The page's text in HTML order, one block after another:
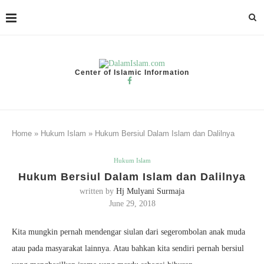
Center of Islamic Information
Home » Hukum Islam » Hukum Bersiul Dalam Islam dan Dalilnya
Hukum Islam
Hukum Bersiul Dalam Islam dan Dalilnya
written by Hj Mulyani Surmaja
June 29, 2018
Kita mungkin pernah mendengar siulan dari segerombolan anak muda
atau pada masyarakat lainnya. Atau bahkan kita sendiri pernah bersiul